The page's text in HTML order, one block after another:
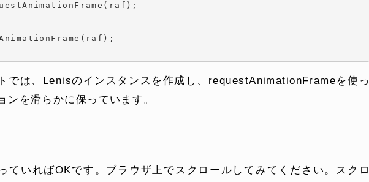
では、Lenisのインスタンスを作成し、requestAnimationFrameを使っ
ンを滑らかに保っています。
ていればOKです。ブラウザ上でスクロールしてみてください。スクロ